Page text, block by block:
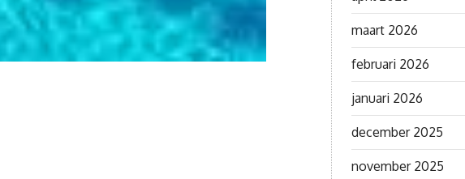
maart 2026
februari 2026
januari 2026
december 2025
november 2025